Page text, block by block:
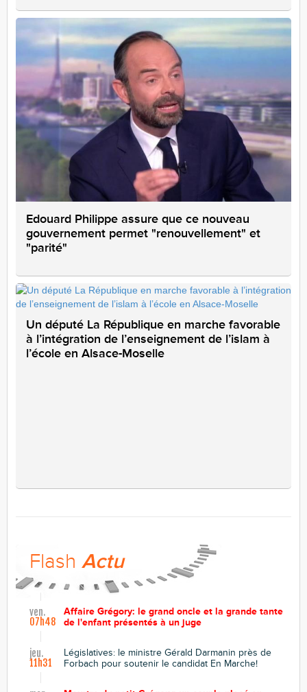
Edouard Philippe assure que ce nouveau
gouvernement permet "renouvellement" et
"parité"
Un député La République en marche favorable
à l’intégration de l’enseignement de l’islam à
l’école en Alsace-Moselle
Flash Actu
ven.
07h48
Affaire Grégory: le grand oncle et la grande tante
de l'enfant présentés à un juge
jeu.
11h31
Législatives: le ministre Gérald Darmanin près de
Forbach pour soutenir le candidat En Marche!